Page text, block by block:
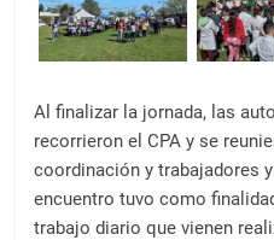
Al finalizar la jornada, las
recorrieron el CPA y se
coordinación y trabajadores
encuentro tuvo como
trabajo diario que vienen